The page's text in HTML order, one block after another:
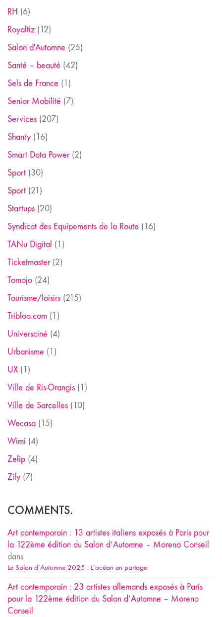
RH (6)
Royaltiz (12)
Salon d'Automne (25)
Santé – beauté (42)
Sels de France (1)
Senior Mobilité (7)
Services (207)
Shanty (16)
Smart Data Power(2)
Sport (30)
Sport (21)
Startups (20)
Syndicat des Equipements de la Route (16)
TANu Digital (1)
Ticketmaster(2)
Tomojo (24)
Tourisme/loisirs (215)
Tribloo.com (1)
Universciné (4)
Urbanisme (1)
UX (1)
Ville de Ris-Orangis (1)
Ville de Sarcelles (10)
Wecasa (15)
Wimi (4)
Zelip (4)
Zify (7)
COMMENTS.
Art contemporain : 13 artistes italiens exposés à Paris pour
la 122ème édition du Salon d’Automne – Moreno Conseil
dans
Le Salon d’Automne 2025 : L’océan en partage
Art contemporain : 23 artistes allemands exposés à Paris
pour la 122ème édition du Salon d’Automne – Moreno
Conseil